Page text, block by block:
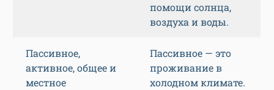
помощи солнца,
воздуха и воды.
Пассивное,
активное, общее и
местное
Пассивное — это
проживание в
холодном климате.